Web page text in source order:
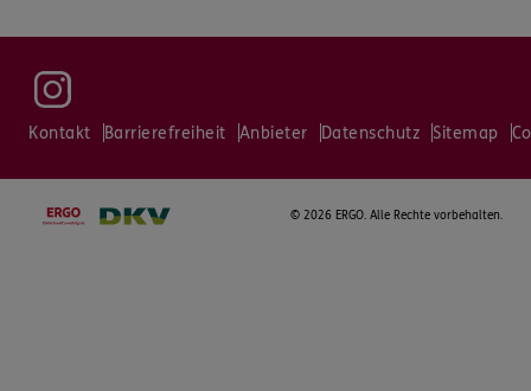
Kontakt Barrierefreiheit Anbieter Datenschutz Sitemap
© 2026 ERGO. Alle Rechte vorbehalten.